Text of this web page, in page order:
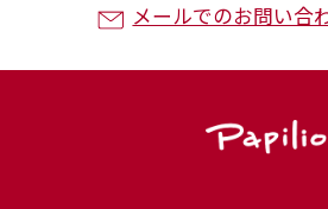
メールでのお問い合